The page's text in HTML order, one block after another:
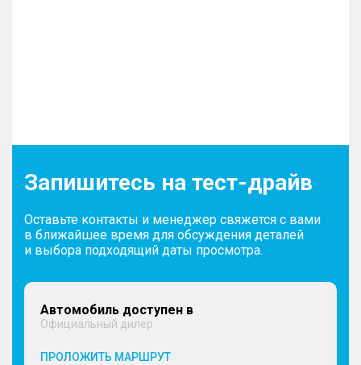
Запишитесь на тест-драйв
Оставьте контакты и менеджер свяжется с вами
в ближайшее время для обсуждения деталей
и выбора подходящий даты просмотра.
Автомобиль доступен в
Официальный дилер
ПРОЛОЖИТЬ МАРШРУТ